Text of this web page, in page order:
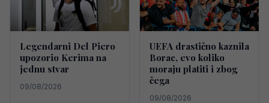
Legendarni Del Piero
upozorio Kerima na
jednu stvar
09/08/2026
UEFA drastično kaznila
Borac, evo koliko
moraju platiti i zbog
čega
09/08/2026